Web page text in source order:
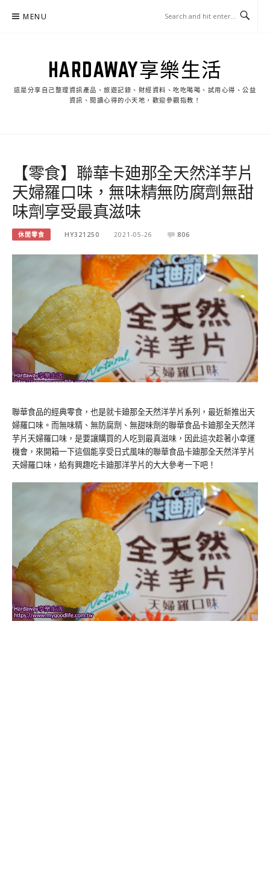
MENU
HARDAWAY享樂生活
這是分享自己整理資訊產品、旅遊記錄、財經資料、吃吃喝喝、試用心得、公益
資訊、閱讀心得的小天地，歡迎參觀指教！
【零食】聯華卡廸那全天然洋芋片
天婦羅口味，無味精無防腐劑無甜
味劑享受最真滋味
休閒零食 HY321250 2021-05-26 806
聯華食品的經典零食，也是就卡廸那全天然洋芋片系列，最近新推出天
婦羅口味。而無味精、無防腐劑、無甜味劑的聯華食品卡廸那全天然洋
芋片天婦羅口味，是要讓購買的人吃到最真滋味，因此這次趁著小幸運
機會，來開箱一下這個能享受日式風味的聯華食品卡廸那全天然洋芋片
天婦羅口味，給有興趣吃卡廸那洋芋片的大大參考一下吧！